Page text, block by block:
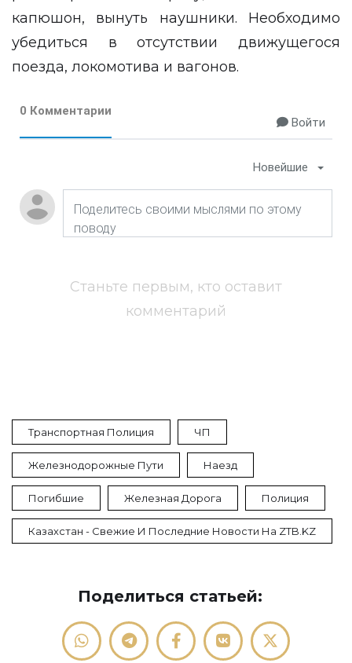
капюшон, вынуть наушники. Необходимо
убедиться в отсутствии движущегося
поезда, локомотива и вагонов.
0 Комментарии
Войти
Новейшие
Станьте первым, кто оставит
комментарий
Транспортная Полиция ЧП
Железнодорожные Пути Наезд
Погибшие Железная Дорога Полиция
Казахстан - Свежие И Последние Новости На ZTB.KZ
Поделиться статьей: